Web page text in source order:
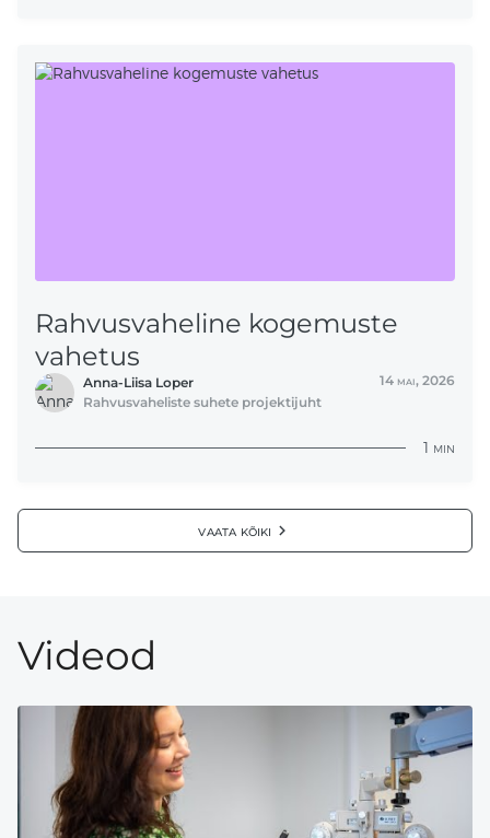
Rahvusvaheline kogemuste
vahetus
Anna-Liisa Loper
Rahvusvaheliste suhete projektijuht
14 mai, 2026
1 min
vaata kõiki
Videod